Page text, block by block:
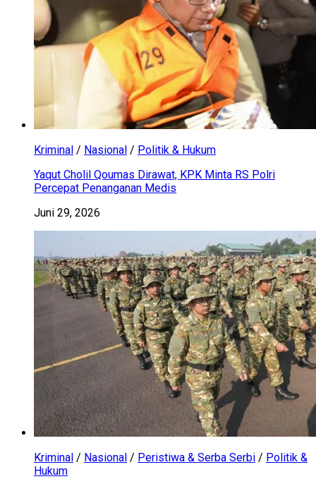
Kriminal / Nasional / Politik & Hukum
Yaqut Cholil Qoumas Dirawat, KPK Minta RS Polri
Percepat Penanganan Medis
Juni 29, 2026
Kriminal / Nasional / Peristiwa & Serba Serbi / Politik &
Hukum